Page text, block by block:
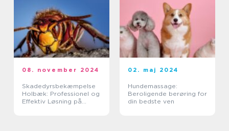
08. november 2024
Skadedyrsbekæmpelse
Holbæk: Professionel og
Effektiv Løsning på
02. maj 2024
Hundemassage:
Beroligende berøring for
din bedste ven